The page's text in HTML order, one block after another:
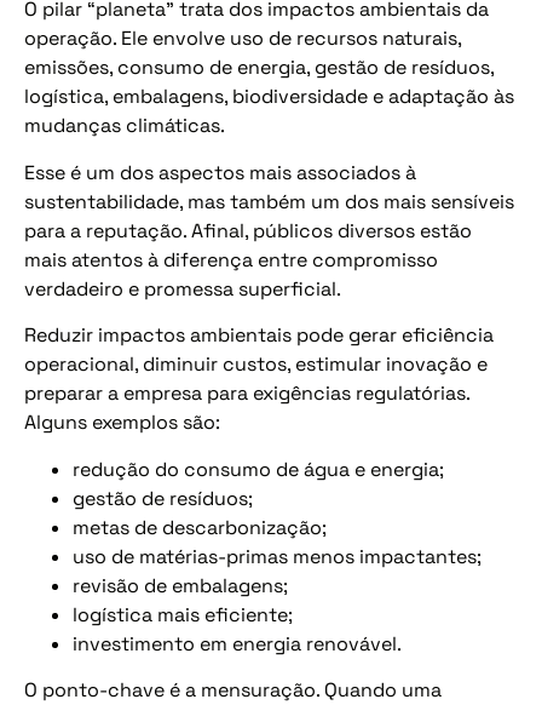
O pilar “planeta” trata dos impactos ambientais da
operação. Ele envolve uso de recursos naturais,
emissões, consumo de energia, gestão de resíduos,
logística, embalagens, biodiversidade e adaptação às
mudanças climáticas.
Esse é um dos aspectos mais associados à
sustentabilidade, mas também um dos mais sensíveis
para a reputação. Afinal, públicos diversos estão
mais atentos à diferença entre compromisso
verdadeiro e promessa superficial.
Reduzir impactos ambientais pode gerar eficiência
operacional, diminuir custos, estimular inovação e
preparar a empresa para exigências regulatórias.
Alguns exemplos são:
redução do consumo de água e energia;
gestão de resíduos;
metas de descarbonização;
uso de matérias-primas menos impactantes;
revisão de embalagens;
logística mais eficiente;
investimento em energia renovável.
O ponto-chave é a mensuração. Quando uma